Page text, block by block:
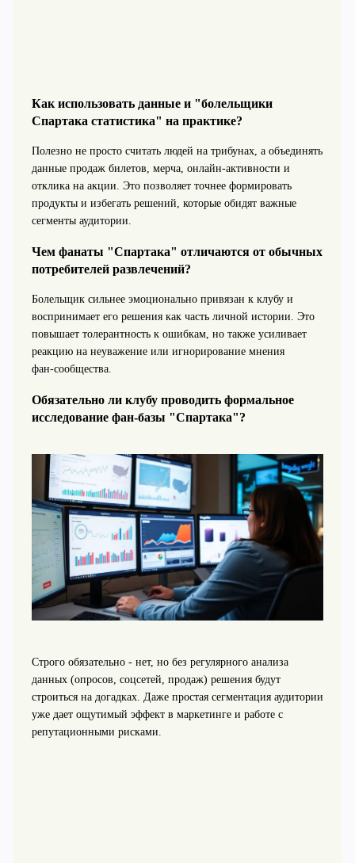
Как использовать данные и "болельщики
Спартака статистика" на практике?
Полезно не просто считать людей на трибунах, а объединять
данные продаж билетов, мерча, онлайн‑активности и
отклика на акции. Это позволяет точнее формировать
продукты и избегать решений, которые обидят важные
сегменты аудитории.
Чем фанаты "Спартака" отличаются от обычных
потребителей развлечений?
Болельщик сильнее эмоционально привязан к клубу и
воспринимает его решения как часть личной истории. Это
повышает толерантность к ошибкам, но также усиливает
реакцию на неуважение или игнорирование мнения
фан‑сообщества.
Обязательно ли клубу проводить формальное
исследование фан-базы "Спартака"?
Строго обязательно - нет, но без регулярного анализа
данных (опросов, соцсетей, продаж) решения будут
строиться на догадках. Даже простая сегментация аудитории
уже дает ощутимый эффект в маркетинге и работе с
репутационными рисками.